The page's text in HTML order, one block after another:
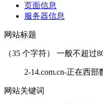
页面信息
服务器信息
网站标题
（35 个字符） 一般不超过
2-14.com.cn-正在西
网站关键词